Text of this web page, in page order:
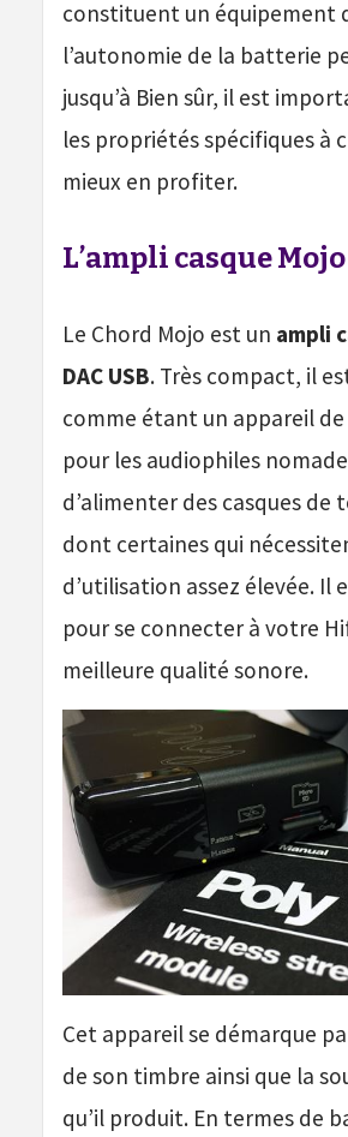
constituent un équipement
l’autonomie de la batterie
jusqu’à Bien sûr, il est
les propriétés spécifiques à
mieux en profiter.
L’ampli casque Mojo
Le Chord Mojo est un ampli
DAC USB. Très compact, il
comme étant un appareil
pour les audiophiles
d’alimenter des casques de
dont certaines qui
d’utilisation assez élevée. Il
pour se connecter à votre
meilleure qualité sonore.
Cet appareil se démarque
de son timbre ainsi que la
qu’il produit. En termes de